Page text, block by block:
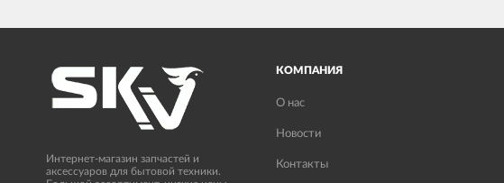
Интернет-магазин запчастей и
аксессуаров для бытовой техники.
КОМПАНИЯ
О нас
Новости
Контакты